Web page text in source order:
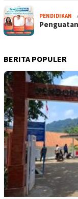
PENDIDIKAN
BERITA POPULER